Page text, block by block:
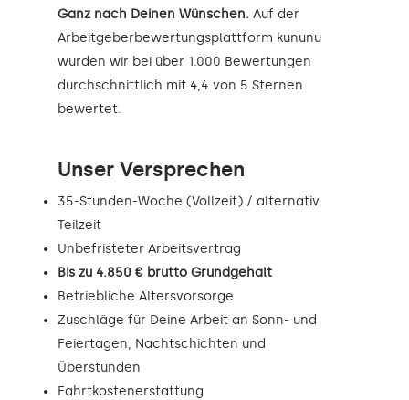
Ganz nach Deinen Wünschen. Auf der
Arbeitgeberbewertungsplattform kununu
wurden wir bei über 1.000 Bewertungen
durchschnittlich mit 4,4 von 5 Sternen
bewertet.
Unser Versprechen
35-Stunden-Woche (Vollzeit) / alternativ
Teilzeit
Unbefristeter Arbeitsvertrag
Bis zu 4.850 € brutto Grundgehalt
Betriebliche Altersvorsorge
Zuschläge für Deine Arbeit an Sonn- und
Feiertagen, Nachtschichten und
Überstunden
Fahrtkostenerstattung